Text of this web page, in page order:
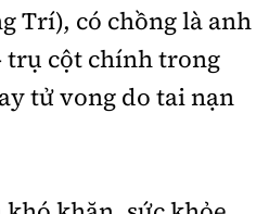
Trí), có chồng là anh
trụ cột chính trong
tử vong do tai nạn